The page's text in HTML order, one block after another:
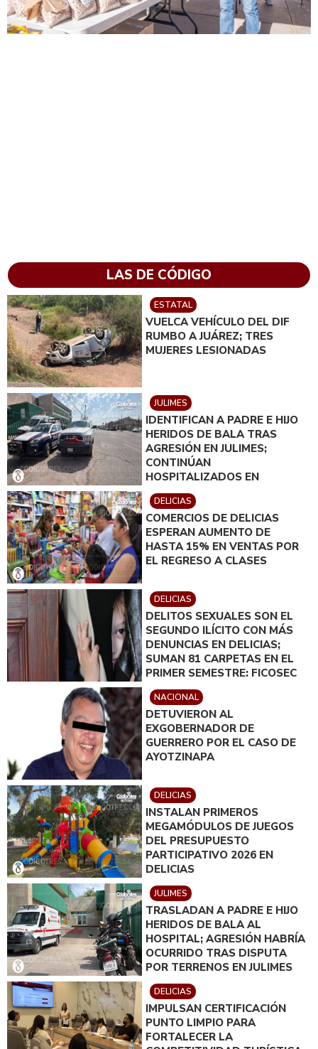
LAS DE CÓDIGO
ESTATAL
VUELCA VEHÍCULO DEL DIF
RUMBO A JUÁREZ; TRES
MUJERES LESIONADAS
JULIMES
IDENTIFICAN A PADRE E HIJO
HERIDOS DE BALA TRAS
AGRESIÓN EN JULIMES;
CONTINÚAN
HOSPITALIZADOS EN
DELICIAS
DELICIAS
COMERCIOS DE DELICIAS
ESPERAN AUMENTO DE
HASTA 15% EN VENTAS POR
EL REGRESO A CLASES
DELICIAS
DELITOS SEXUALES SON EL
SEGUNDO ILÍCITO CON MÁS
DENUNCIAS EN DELICIAS;
SUMAN 81 CARPETAS EN EL
PRIMER SEMESTRE: FICOSEC
NACIONAL
DETUVIERON AL
EXGOBERNADOR DE
GUERRERO POR EL CASO DE
AYOTZINAPA
DELICIAS
INSTALAN PRIMEROS
MEGAMÓDULOS DE JUEGOS
DEL PRESUPUESTO
PARTICIPATIVO 2026 EN
DELICIAS
JULIMES
TRASLADAN A PADRE E HIJO
HERIDOS DE BALA AL
HOSPITAL; AGRESIÓN HABRÍA
OCURRIDO TRAS DISPUTA
POR TERRENOS EN JULIMES
DELICIAS
IMPULSAN CERTIFICACIÓN
PUNTO LIMPIO PARA
FORTALECER LA